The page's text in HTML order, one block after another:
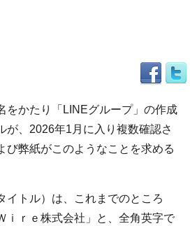
かたり「LINEグループ」の作成
が、2026年1月に入り複数確認さ
び弊紙がこのようなことを求める
トル）は、これまでのところ
ｉｒｅ株式会社」と、全角英字で